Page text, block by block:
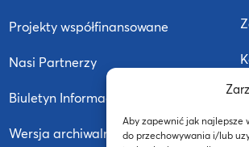
Aby zapewnić jak najlepsze
do przechowywania i/lub
Projekty współfinansowane
Nasi Partnerzy
Biuletyn Informacji Publicznej
Wersja archiwalna strony